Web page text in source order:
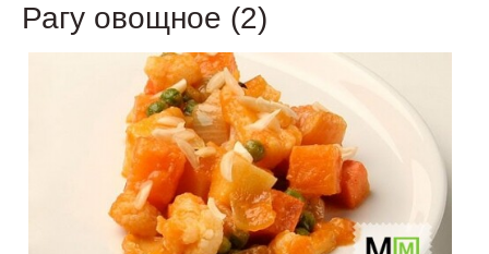
Рагу овощное (2)